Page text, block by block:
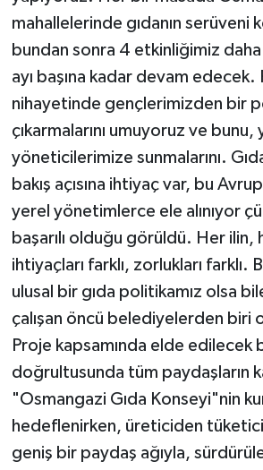
mahallelerinde gıdanın serüveni
bundan sonra 4 etkinliğimiz
ayı başına kadar devam edecek.
nihayetinde gençlerimizden bir
çıkarmalarını umuyoruz ve bunu,
yöneticilerimize sunmalarını.
bakış açısına ihtiyaç var, bu
yerel yönetimlerce ele alınıyor
başarılı olduğu görüldü. Her ilin,
ihtiyaçları farklı, zorlukları farklı.
ulusal bir gıda politikamız olsa
çalışan öncü belediyelerden biri
Proje kapsamında elde edilecek
doğrultusunda tüm paydaşların
"Osmangazi Gıda Konseyi"nin
hedeflenirken, üreticiden
geniş bir paydaş ağıyla,